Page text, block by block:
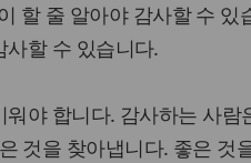
할 줄 알아야 감사할 수 있
할 수 있습니다.
야 합니다. 감사하는 사람
것을 찾아냅니다. 좋은 것